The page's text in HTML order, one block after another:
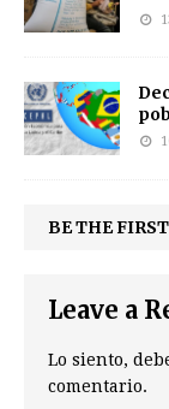
BE THE
Leave a
Lo siento,
comentario.